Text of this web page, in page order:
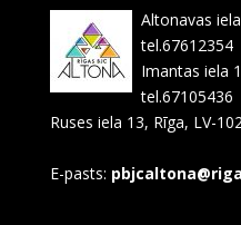
Altonavas
tel.67612354
Imantas iela
tel.67105436
Ruses iela 13, Rīga, LV-
E-pasts: